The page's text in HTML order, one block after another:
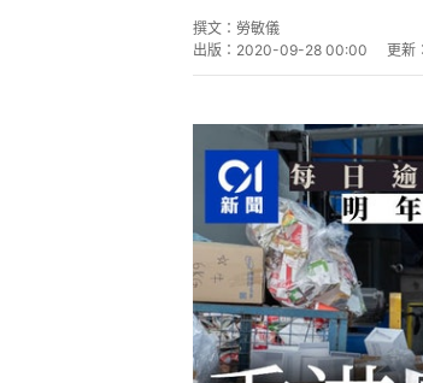
撰文： 勞敏儀
出版： 2020-09-28 00:00 更新：